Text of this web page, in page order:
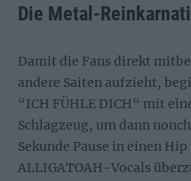
Die Metal-
Damit die Fans direkt
andere Saiten aufzieht,
“ICH FÜHLE DICH“ mit
Schlagzeug, um dann
Sekunde Pause in einen
ALLIGATOAH-Vocals